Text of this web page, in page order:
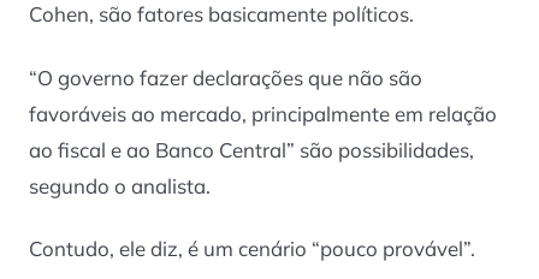
Cohen, são fatores basicamente políticos.
“O governo fazer declarações que não são
favoráveis ao mercado, principalmente em relação
ao fiscal e ao Banco Central” são possibilidades,
segundo o analista.
Contudo, ele diz, é um cenário “pouco provável”.